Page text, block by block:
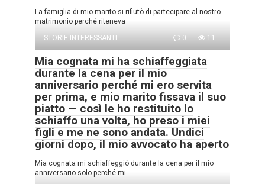
La famiglia di mio marito si rifiutò di partecipare al nostro
matrimonio perché riteneva
STORIE INTERESSANTI
0 11
Mia cognata mi ha schiaffeggiata
durante la cena per il mio
anniversario perché mi ero servita
per prima, e mio marito fissava il suo
piatto — così le ho restituito lo
schiaffo una volta, ho preso i miei
figli e me ne sono andata. Undici
giorni dopo, il mio avvocato ha aperto
Mia cognata mi schiaffeggiò durante la cena per il mio
anniversario solo perché mi